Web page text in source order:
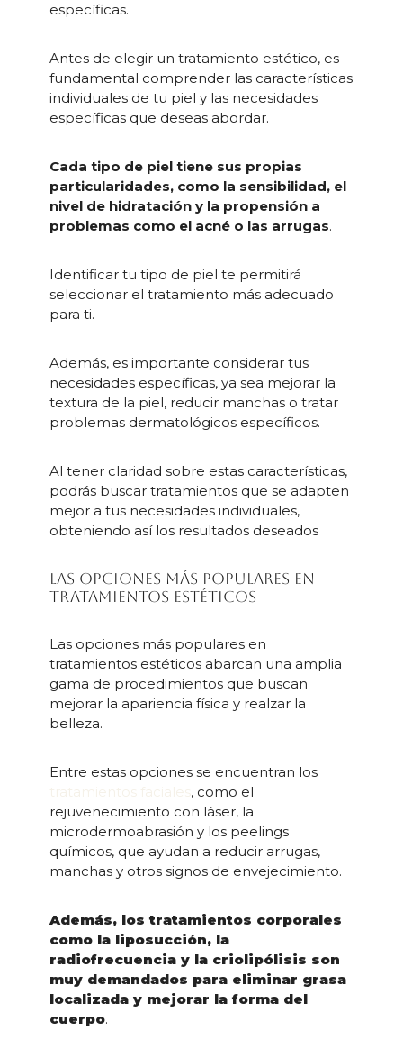
específicas.
Antes de elegir un tratamiento estético, es
fundamental comprender las características
individuales de tu piel y las necesidades
específicas que deseas abordar.
Cada tipo de piel tiene sus propias
particularidades, como la sensibilidad, el
nivel de hidratación y la propensión a
problemas como el acné o las arrugas.
Identificar tu tipo de piel te permitirá
seleccionar el tratamiento más adecuado
para ti.
Además, es importante considerar tus
necesidades específicas, ya sea mejorar la
textura de la piel, reducir manchas o tratar
problemas dermatológicos específicos.
Al tener claridad sobre estas características,
podrás buscar tratamientos que se adapten
mejor a tus necesidades individuales,
obteniendo así los resultados deseados
Las opciones más populares en
tratamientos estéticos
Las opciones más populares en
tratamientos estéticos abarcan una amplia
gama de procedimientos que buscan
mejorar la apariencia física y realzar la
belleza.
Entre estas opciones se encuentran los
, como el
rejuvenecimiento con láser, la
microdermoabrasión y los peelings
químicos, que ayudan a reducir arrugas,
manchas y otros signos de envejecimiento.
Además, los tratamientos corporales
como la liposucción, la
radiofrecuencia y la criolipólisis son
muy demandados para eliminar grasa
localizada y mejorar la forma del
cuerpo.